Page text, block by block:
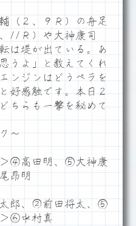
（２、９Ｒ）の舟足
11Ｒ）や大神康司
は堤が出ている。あ
うよ」と教えてくれ
ンジンはどうペラを
好感触です。本日２
ちらも一撃を秘めて
～
④高田明、⑤大神康
昂明
郎、②前田将太、⑤
⑥中村真